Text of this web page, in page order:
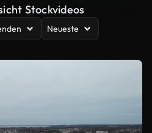
Stockvideos
Neueste